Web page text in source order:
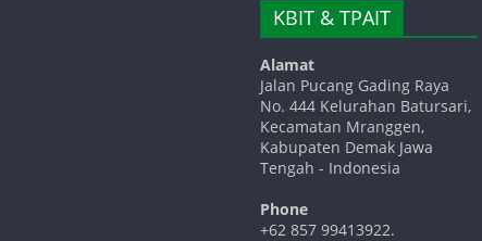
KBIT & TPAIT
Alamat
Jalan Pucang Gading Raya
No. 444 Kelurahan Batursari,
Kecamatan Mranggen,
Kabupaten Demak Jawa
Tengah - Indonesia
Phone
+62 857 99413922.